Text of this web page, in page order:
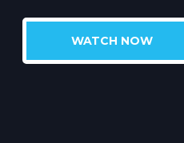
WATCH NOW